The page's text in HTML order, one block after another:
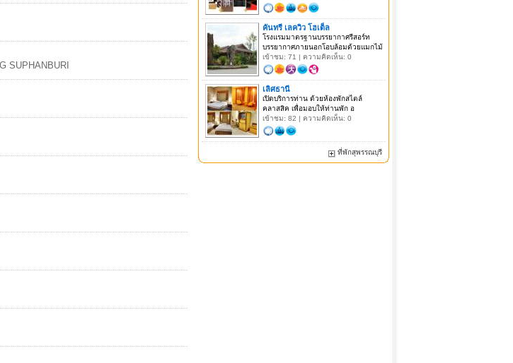
คันทรี เลควิว โฮเต็ล
โรงแรมมาตรฐานบรรยากาศรีสอร์ท
บรรยากาศภายนอกโอบล้อมด้วยแมกไม้
เข้าชม: 71 | ความคิดเห็น: 0
เลิศธานี
เปิดบริการท่าน ด้วยห้องพักสไตล์
คลาสสิค เพื่อมอบให้ท่านพัก อ
เข้าชม: 82 | ความคิดเห็น: 0
ที่พักสุพรรณบุรี
SUPHANBURI